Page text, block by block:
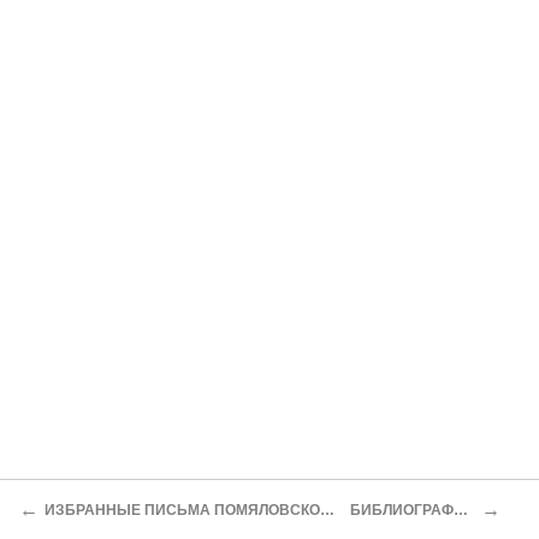
← ИЗБРАННЫЕ ПИСЬМА ПОМЯЛОВСКОГО БИБЛИОГРАФИЯ →